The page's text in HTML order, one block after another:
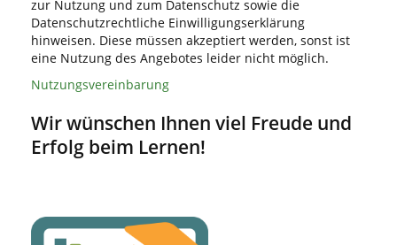
zur Nutzung und zum Datenschutz sowie die
Datenschutzrechtliche Einwilligungserklärung
hinweisen. Diese müssen akzeptiert werden, sonst ist
eine Nutzung des Angebotes leider nicht möglich.
Nutzungsvereinbarung
Wir wünschen Ihnen viel Freude und
Erfolg beim Lernen!